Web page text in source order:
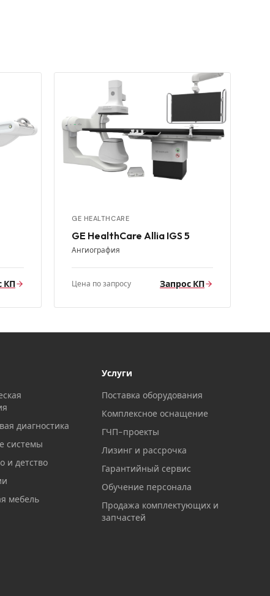
КП
GE HEALTHCARE
GE HealthCare Allia IGS 5
Ангиография
Цена по запросу Запрос КП
диагностика
системы
и детство
мебель
Услуги
Поставка оборудования
Комплексное оснащение
ГЧП-проекты
Лизинг и рассрочка
Гарантийный сервис
Обучение персонала
Продажа комплектующих и
запчастей